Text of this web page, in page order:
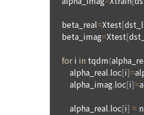
한 “개인회원” 또는 “인재회원”의 개인정보
5. “회원”이 “회사”가 제공하는 서비스 내
이나 자료 등의 지식재산권은 “회원”에게
6. “회사”는 “회원”과 “기업회원”의 지식재
성실하게 주의의무를 다한다.
제 20 조 (회사의 의무)
웹사이트를 운영하는데 이용되는 서버가
보내는 작은 텍스트 파일로 이용자의 하드
2) 쿠키의 사용 목적
"회사"가 쿠키를 통해 수집하는 정보는 '2.
용도로는 이용되지 않습니다.